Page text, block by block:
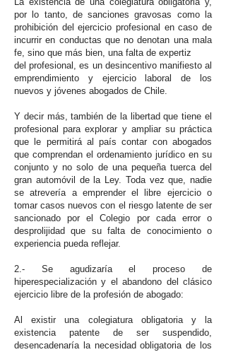
por lo tanto, de sanciones gravosas como la
prohibición del ejercicio profesional en caso de
incurrir en conductas que no denotan una mala
fe, sino que más bien, una falta de expertiz
del profesional, es un desincentivo manifiesto al
emprendimiento y ejercicio laboral de los
nuevos y jóvenes abogados de Chile.
Y decir más, también de la libertad que tiene el
profesional para explorar y ampliar su práctica
que le permitirá al país contar con abogados
que comprendan el ordenamiento jurídico en su
conjunto y no solo de una pequeña tuerca del
gran automóvil de la Ley. Toda vez que, nadie
se atrevería a emprender el libre ejercicio o
tomar casos nuevos con el riesgo latente de ser
sancionado por el Colegio por cada error o
desprolijidad que su falta de conocimiento o
experiencia pueda reflejar.
2.- Se agudizaría el proceso de
hiperespecialización y el abandono del clásico
ejercicio libre de la profesión de abogado:
Al existir una colegiatura obligatoria y la
existencia patente de ser suspendido,
desencadenaría la necesidad obligatoria de los